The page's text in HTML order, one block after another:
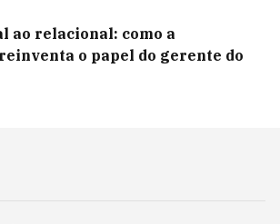
ao relacional: como a
o papel do gerente do